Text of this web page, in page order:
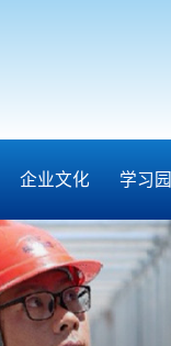
企业文化 学习